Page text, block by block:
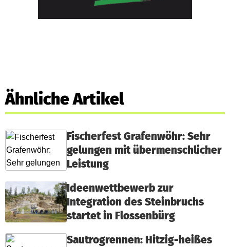
Ähnliche Artikel
Fischerfest Grafenwöhr: Sehr
gelungen mit übermenschlicher
Leistung
Ideenwettbewerb zur
Integration des Steinbruchs
startet in Flossenbürg
Sautrogrennen: Hitzig-heißes